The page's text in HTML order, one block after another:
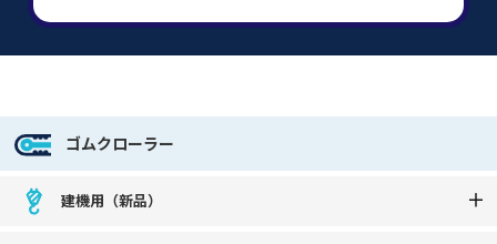
ゴムクローラー
建機用（新品）